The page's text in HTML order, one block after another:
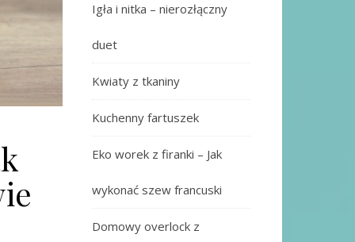
Igła i nitka – nierozłączny
duet
Kwiaty z tkaniny
Kuchenny fartuszek
Eko worek z firanki – Jak
wykonać szew francuski
Domowy overlock z